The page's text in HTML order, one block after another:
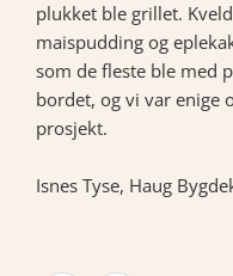
plukket ble grillet.
maispudding og
som de fleste ble med
bordet, og vi var enige
Vennlig
Isnes Tyse, Haug